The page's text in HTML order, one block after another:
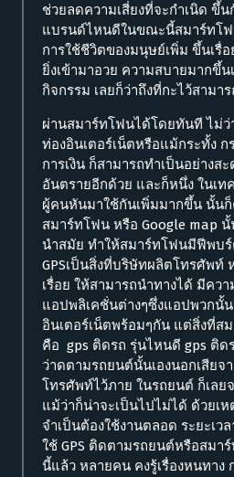
ช่วยลดความเสี่ยงที่จะกำเนิด ขึ้
แบรนด์ไหนดีในขณะนี้สมาร์ทโ
การใช้ชีวิตของมนุษย์เพิ่ม ขึ้นเรื่
ยิ่งเข้ามาอวย ความสบายมากขึ้
กิจกรรม เลยก็ว่าถึงที่กะไว้สามา
ผ่านสมาร์ทโฟนได้โดยทันที ไม่ว่
ท่องอินเตอร์เน็ตหรือแม้กระทั้ง ก
การเงิน ก็สามารถทำเป็นอย่างส
อันตรายอีกด้วย และก็หนึ่ง ในเ
ผู้คนหันมาใช้กันเพิ่มมากขึ้น นั้น
สมาร์ทโฟน หรือ Google map นั้
นำสมัย ทำให้สมาร์ทโฟนมีฟีพบร์
GPSเป็นสิ่งที่บริษัทผลิตโทรศัพท์
เรื่อย ให้สามารถนำทางได้ มีคว
แอปพลิเคชั่นต่างๆซึ่งแอปพวกนั้
อินเตอร์เน็ตพร้อมๆกัน แต่สิ่งที่ส
คือ gps ติดรถ รุ่นไหนดี gps ติด
ว่าดตามรถยนต์นั้นเองนอกเสียจ
โทรศัพท์ไว้ภาย ในรถยนต์ ก็เล
แม้ว่าก็น่าจะเป็นไปไม่ได้ ด้วยเ
จำเป็นต้องใช้งานตลอด ระยะเว
ใช้ GPS ติดตามรถยนต์หรือสมา
นี้แล้ว หลายคน คงรู้เรื่องหนทาง